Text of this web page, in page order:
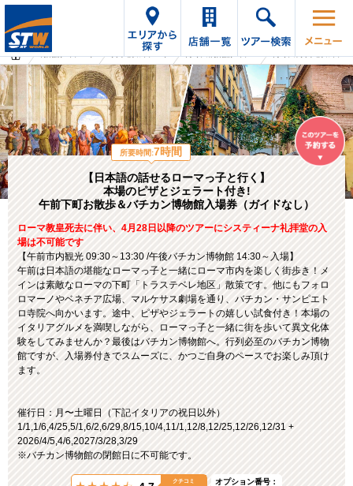
【日本語の話せるローマっ子と行く】
本場のピザとジェラート付き!
午前下町お散歩＆バチカン博物館入場券（ガイドなし）
ローマ教皇死去に伴い、4月28日以降のツアーにシスティーナ礼拝堂の入
場は不可能です
【午前市内観光 09:30～13:30 /午後バチカン博物館 14:30～入場】
午前は日本語の堪能なローマっ子と一緒にローマ市内を楽しく街歩き！メ
インは素敵なローマの下町「トラステベレ地区」散策です。他にもフォロ
ロマーノやベネチア広場、マルケサス劇場を通り、バチカン・サンピエト
ロ寺院へ向かいます。途中、ピザやジェラートの嬉しい試食付き！本場の
イタリアグルメを満喫しながら、ローマっ子と一緒に街を歩いて異文化体
験をしてみませんか？最後はバチカン博物館へ。行列必至のバチカン博物
館ですが、入場券付きでスムーズに、かつご自身のペースでお楽しみ頂け
ます。
催行日：月〜土曜日（下記イタリアの祝日以外）
1/1,1/6,4/25,5/1,6/2,6/29,8/15,10/4,11/1,12/8,12/25,12/26,12/31 +
2026/4/5,4/6,2027/3/28,3/29
※バチカン博物館の閉館日に不可能です。
クチコミ
オプション番号：
所要時間:7時間